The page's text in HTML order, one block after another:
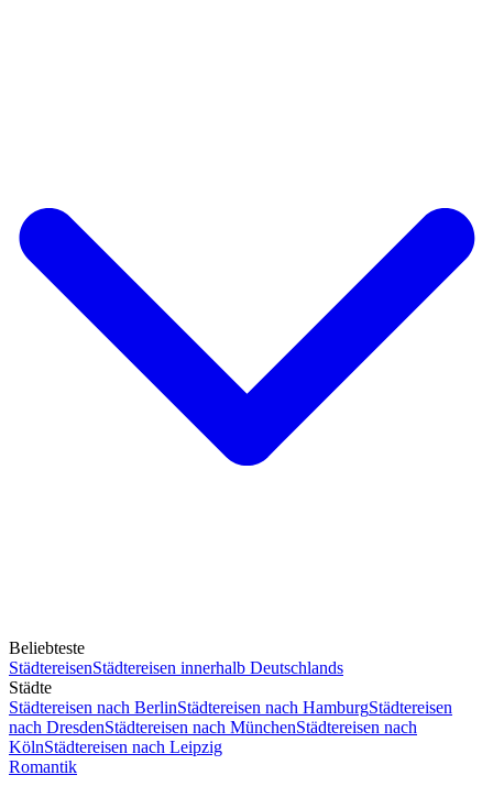
Beliebteste
StädtereisenStädtereisen innerhalb Deutschlands
Städte
Städtereisen nach BerlinStädtereisen nach HamburgStädtereisen
nach DresdenStädtereisen nach MünchenStädtereisen nach
KölnStädtereisen nach Leipzig
Romantik